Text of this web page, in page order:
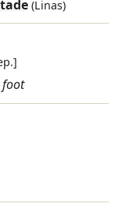
(Linas)
foot